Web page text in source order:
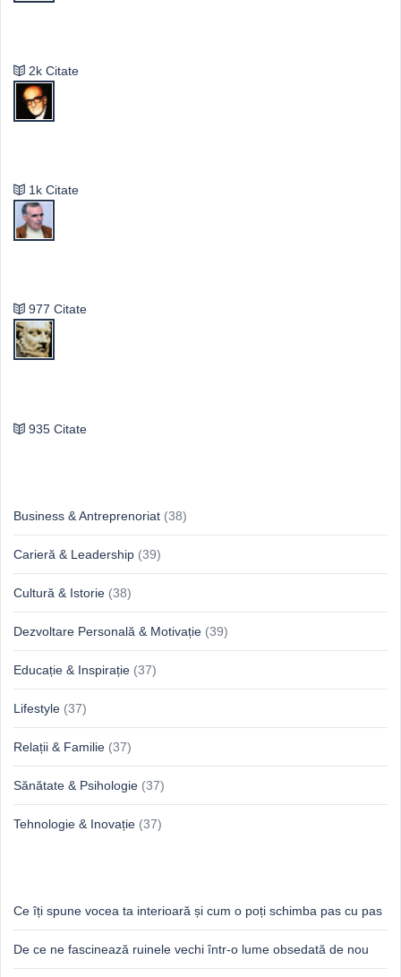
2k Citate
1k Citate
977 Citate
935 Citate
Business & Antreprenoriat (38)
Carieră & Leadership (39)
Cultură & Istorie (38)
Dezvoltare Personală & Motivație (39)
Educație & Inspirație (37)
Lifestyle (37)
Relații & Familie (37)
Sănătate & Psihologie (37)
Tehnologie & Inovație (37)
Ce îți spune vocea ta interioară și cum o poți schimba pas cu pas
De ce ne fascinează ruinele vechi într-o lume obsedată de nou